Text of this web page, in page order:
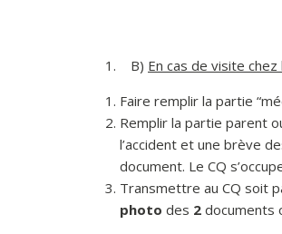
B) En cas de visite
Faire remplir la partie
Remplir la partie parent
l’accident et une brève
document. Le CQ
Transmettre au CQ soit
photo des 2 documents